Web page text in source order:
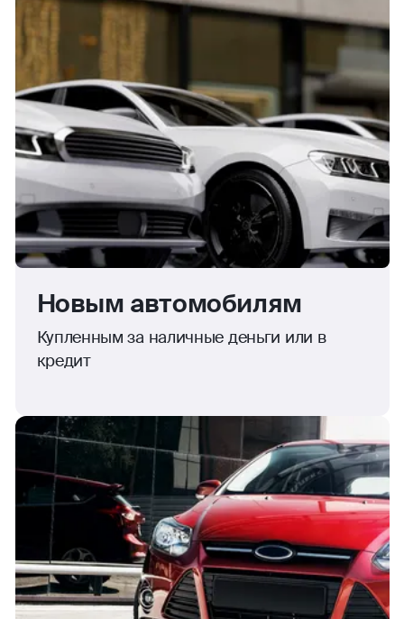
Новым автомобилям
Купленным за наличные деньги или в
кредит